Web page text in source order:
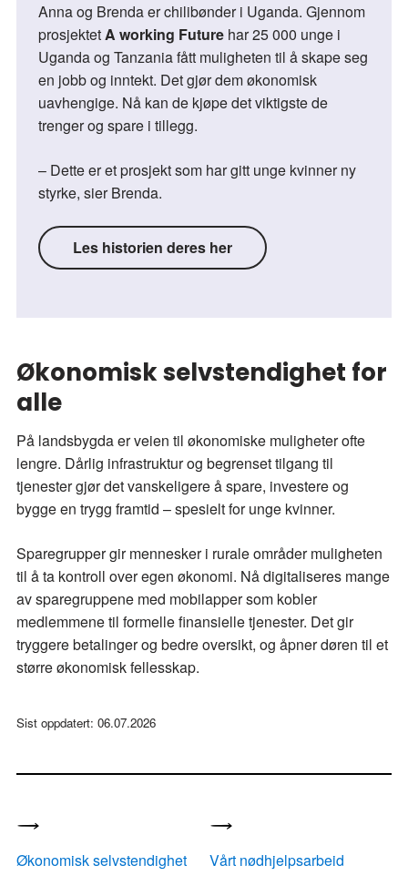
Anna og Brenda er chilibønder i Uganda. Gjennom
prosjektetA working Future har 25 000 unge i
Uganda og Tanzania fått muligheten til å skape seg
en jobb og inntekt. Det gjør dem økonomisk
uavhengige. Nå kan de kjøpe det viktigste de
trenger og spare i tillegg.
– Dette er et prosjekt som har gitt unge kvinner ny
styrke, sier Brenda.
Les historien deres her
Økonomisk selvstendighet for
alle
På landsbygda er veien til økonomiske muligheter ofte
lengre. Dårlig infrastruktur og begrenset tilgang til
tjenester gjør det vanskeligere å spare, investere og
bygge en trygg framtid – spesielt for unge kvinner.
Sparegrupper gir mennesker i rurale områder muligheten
til å ta kontroll over egen økonomi. Nå digitaliseres mange
av sparegruppene med mobilapper som kobler
medlemmene til formelle finansielle tjenester. Det gir
tryggere betalinger og bedre oversikt, og åpner døren til et
større økonomisk fellesskap.
Sist oppdatert: 06.07.2026
Økonomisk selvstendighet Vårt nødhjelpsarbeid